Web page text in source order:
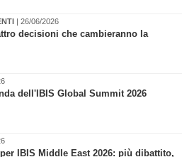
| 26/06/2026
decisioni che cambieranno la
dell'IBIS Global Summit 2026
IBIS Middle East 2026: più dibattito,